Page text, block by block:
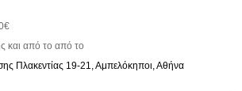
και από το από το
Πλακεντίας 19-21, Αμπελόκηποι, Αθήνα